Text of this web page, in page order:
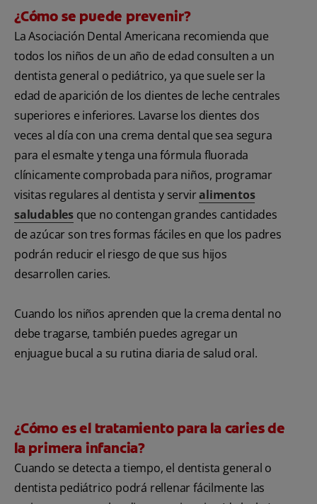
¿Cómo se puede prevenir?
La Asociación Dental Americana recomienda que
todos los niños de un año de edad consulten a un
dentista general o pediátrico, ya que suele ser la
edad de aparición de los dientes de leche centrales
superiores e inferiores. Lavarse los dientes dos
veces al día con una crema dental que sea segura
para el esmalte y tenga una fórmula fluorada
clínicamente comprobada para niños, programar
visitas regulares al dentista y serviralimentos
saludables que no contengan grandes cantidades
de azúcar son tres formas fáciles en que los padres
podrán reducir el riesgo de que sus hijos
desarrollen caries.
Cuando los niños aprenden que la crema dental no
debe tragarse, también puedes agregar un
enjuague bucal a su rutina diaria de salud oral.
¿Cómo es el tratamiento para la caries de
la primera infancia?
Cuando se detecta a tiempo, el dentista general o
dentista pediátrico podrá rellenar fácilmente las